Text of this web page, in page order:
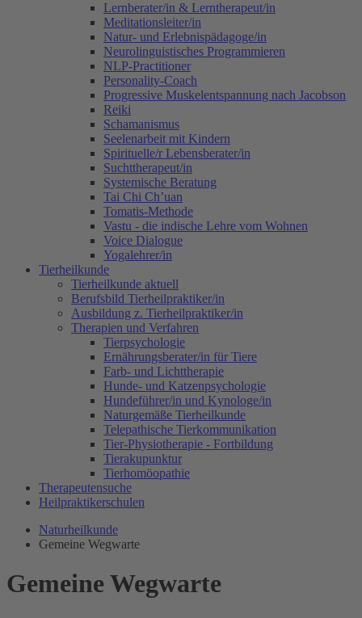
Lernberater/in & Lerntherapeut/in
Meditationsleiter/in
Natur- und Erlebnispädagoge/in
Neurolinguistisches Programmieren
NLP-Practitioner
Personality-Coach
Progressive Muskelentspannung nach Jacobson
Reiki
Schamanismus
Seelenarbeit mit Kindern
Spirituelle/r Lebensberater/in
Suchttherapeut/in
Systemische Beratung
Tai Chi Ch’uan
Tomatis-Methode
Vastu - die indische Lehre vom Wohnen
Voice Dialogue
Yogalehrer/in
Tierheilkunde
Tierheilkunde aktuell
Berufsbild Tierheilpraktiker/in
Ausbildung z. Tierheilpraktiker/in
Therapien und Verfahren
Tierpsychologie
Ernährungsberater/in für Tiere
Farb- und Lichttherapie
Hunde- und Katzenpsychologie
Hundeführer/in und Kynologe/in
Naturgemäße Tierheilkunde
Telepathische Tierkommunikation
Tier-Physiotherapie - Fortbildung
Tierakupunktur
Tierhomöopathie
Therapeutensuche
Heilpraktikerschulen
Naturheilkunde
Gemeine Wegwarte
Gemeine Wegwarte